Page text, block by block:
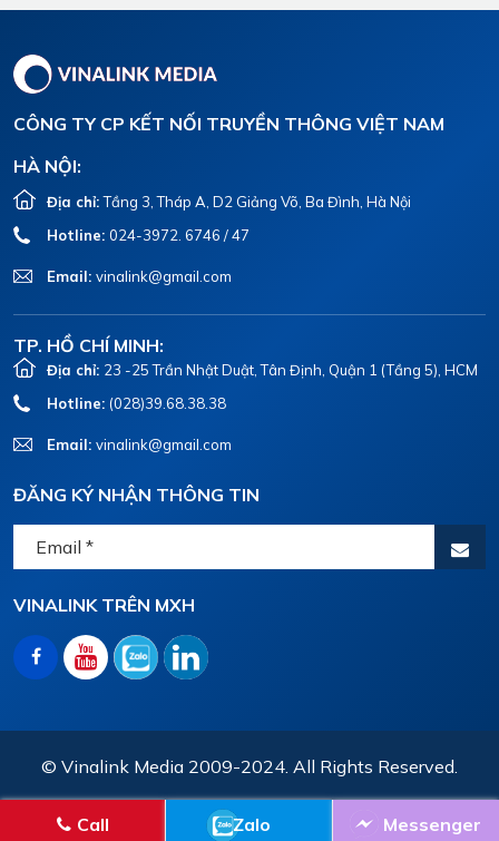
CÔNG TY CP KẾT NỐI TRUYỀN THÔNG VIỆT NAM
HÀ NỘI:
Địa chỉ:Tầng 3, Tháp A, D2 Giảng Võ, Ba Đình, Hà Nội
Hotline: 024-3972. 6746 / 47
Email: vinalink@gmail.com
TP. HỒ CHÍ MINH:
Địa chỉ: 23 -25 Trần Nhật Duật, Tân Định, Quận 1 (Tầng 5), HCM
Hotline: (028)39.68.38.38
Email: vinalink@gmail.com
ĐĂNG KÝ NHẬN THÔNG TIN
VINALINK TRÊN MXH
© Vinalink Media 2009-2024. All Rights Reserved.
Call Zalo Messenger